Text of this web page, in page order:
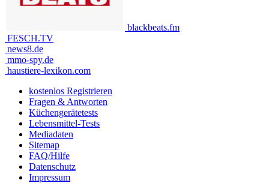
blackbeats.fm
FESCH.TV
news8.de
mmo-spy.de
haustiere-lexikon.com
kostenlos Registrieren
Fragen & Antworten
Küchengerätetests
Lebensmittel-Tests
Mediadaten
Sitemap
FAQ/Hilfe
Datenschutz
Impressum